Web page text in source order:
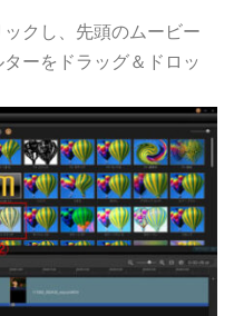
クし、先頭のムービー
ーをドラッグ＆ドロッ